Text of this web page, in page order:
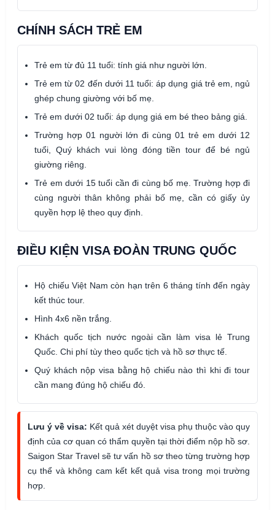
CHÍNH SÁCH TRẺ EM
Trẻ em từ đủ 11 tuổi: tính giá như người lớn.
Trẻ em từ 02 đến dưới 11 tuổi: áp dụng giá trẻ em, ngủ
ghép chung giường với bố mẹ.
Trẻ em dưới 02 tuổi: áp dụng giá em bé theo bảng giá.
Trường hợp 01 người lớn đi cùng 01 trẻ em dưới 12
tuổi, Quý khách vui lòng đóng tiền tour để bé ngủ
giường riêng.
Trẻ em dưới 15 tuổi cần đi cùng bố mẹ. Trường hợp đi
cùng người thân không phải bố mẹ, cần có giấy ủy
quyền hợp lệ theo quy định.
ĐIỀU KIỆN VISA ĐOÀN TRUNG QUỐC
Hộ chiếu Việt Nam còn hạn trên 6 tháng tính đến ngày
kết thúc tour.
Hình 4x6 nền trắng.
Khách quốc tịch nước ngoài cần làm visa lẻ Trung
Quốc. Chi phí tùy theo quốc tịch và hồ sơ thực tế.
Quý khách nộp visa bằng hộ chiếu nào thì khi đi tour
cần mang đúng hộ chiếu đó.
Lưu ý về visa: Kết quả xét duyệt visa phụ thuộc vào quy
định của cơ quan có thẩm quyền tại thời điểm nộp hồ sơ.
Saigon Star Travel sẽ tư vấn hồ sơ theo từng trường hợp
cụ thể và không cam kết kết quả visa trong mọi trường
hợp.